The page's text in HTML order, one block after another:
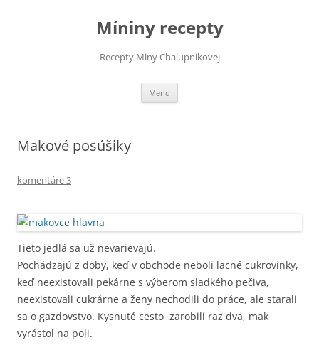
Míniny recepty
Recepty Miny Chalupnikovej
Menu
Makové posúšiky
komentáre 3
Tieto jedlá sa už nevarievajú.
Pochádzajú z doby, keď v obchode neboli lacné cukrovinky,
keď neexistovali pekárne s výberom sladkého pečiva,
neexistovali cukrárne a ženy nechodili do práce, ale starali
sa o gazdovstvo. Kysnuté cesto zarobili raz dva, mak
vyrástol na poli.